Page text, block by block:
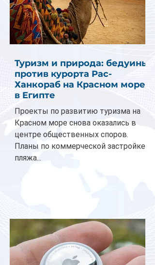
Туризм и природа: бедуины
против курорта Рас-
Ханкораб на Красном море
в Египте
Проекты по развитию туризма на
Красном море снова оказались в
центре общественных споров.
Планы по коммерческой застройке
пляжа...